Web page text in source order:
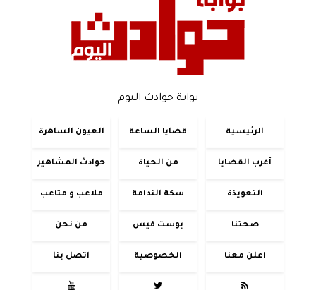
بوابة حوادث اليوم
الرئيسية قضايا الساعة العيون الساهرة
أغرب القضايا من الحياة حوادث المشاهير
التعويذة سكة الندامة ملاعب و متاعب
صحتنا بوست فيس من نحن
اعلن معنا الخصوصية اتصل بنا


